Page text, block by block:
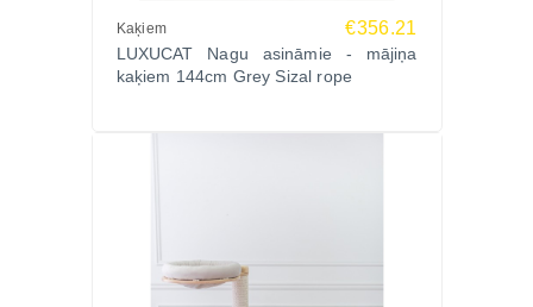
Apaļa gulta - ārējais diametrs 50cm, iekšējais
diametrs 38cm
Kaķiem €356.21
LUXUCAT Nagu asināmie - mājiņa
kaķiem 144cm Grey Sizal rope